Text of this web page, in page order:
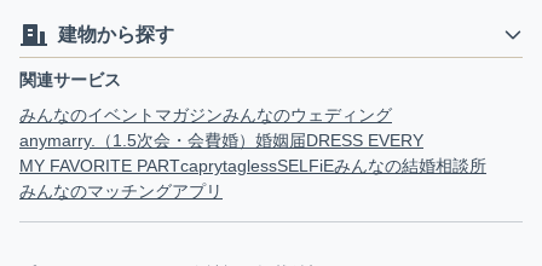
建物から探す
関連サービス
みんなのイベントマガジンみんなのウェディング
anymarry.（1.5次会・会費婚） 婚姻届DRESS EVERY
MY FAVORITE PARTcaprytaglessSELFiEみんなの結婚相談所
みんなのマッチングアプリ